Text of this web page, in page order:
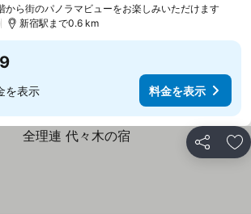
から街のパノラマビューをお楽しみいただけます
新宿駅まで0.6 km
を表示 料金を表示
シェア お